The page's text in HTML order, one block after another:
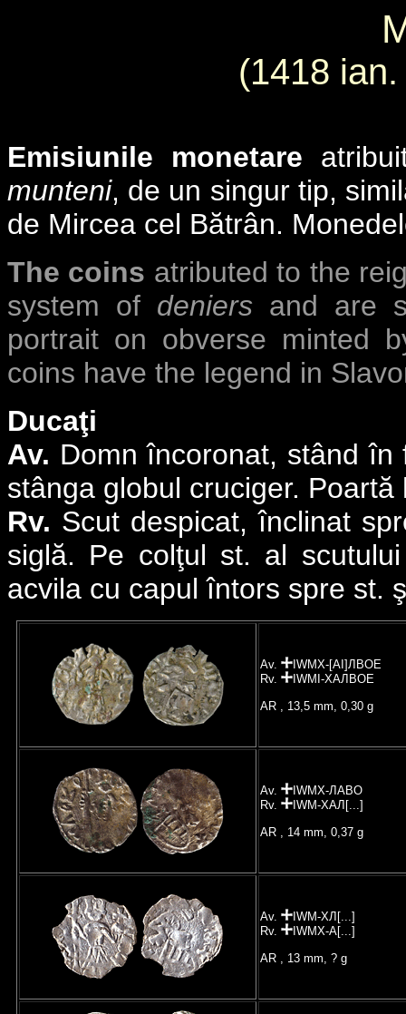
(1418
Emisiunile monetare
munteni, de un singur tip,
de Mircea cel Bătrân.
The coins atributed to the
system of deniers and are
portrait on obverse minted
coins have the legend in
Ducaţi
Av. Domn încoronat, stând
stânga globul cruciger.
Rv. Scut despicat, înclinat
siglă. Pe colţul st. al
acvila cu capul întors spre st.
Av.
IWMX-[AI]ЛBOE
Rv.
IWMI-XAЛBOE
AR , 13,5 mm, 0,30 g
Av.
IWMX-ЛABO
Rv.
IWM-XAЛ[...]
AR , 14 mm, 0,37 g
Av.
IWM-XЛ[...]
Rv.
IWMX-A[...]
AR , 13 mm, ? g